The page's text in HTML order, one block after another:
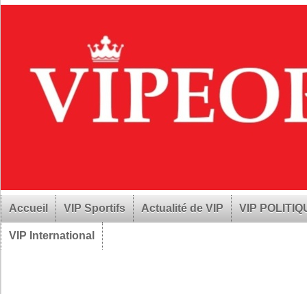
Accueil VIP Sportifs Actualité de VIP VIP
VIP International